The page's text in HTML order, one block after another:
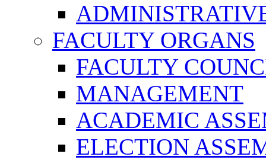
FACULTY ORGANS
FACULTY
MANAGEMENT
ACADEMIC
ELECTION